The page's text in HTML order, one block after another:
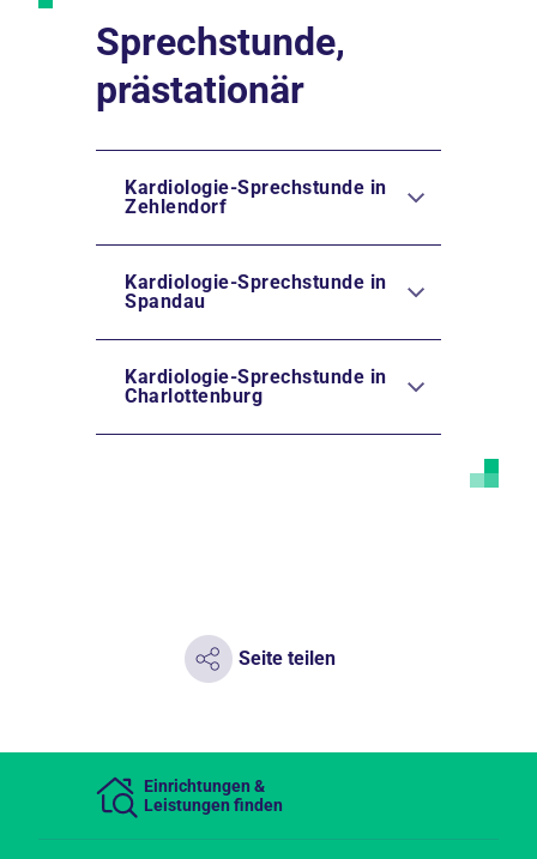
Sprechstunde,
prästationär
Kardiologie-Sprechstunde in
Zehlendorf
Kardiologie-Sprechstunde in
Spandau
Kardiologie-Sprechstunde in
Charlottenburg
Seite teilen
Einrichtungen &
Leistungen finden